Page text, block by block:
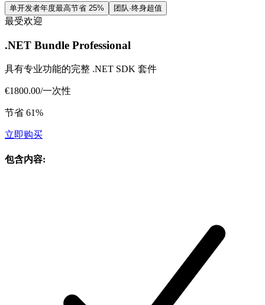
单开发者年度最高节省 25% 团队·终身超值
最受欢迎
.NET Bundle Professional
具有专业功能的完整 .NET SDK 套件
€1800.00/一次性
节省 61%
立即购买
包含内容: